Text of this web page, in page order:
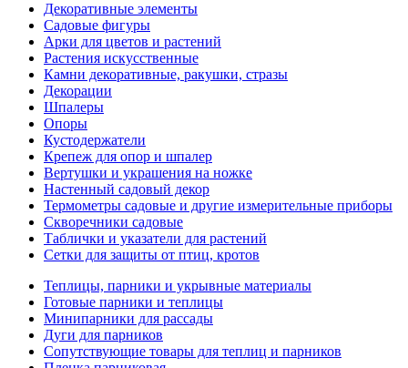
Декоративные элементы
Садовые фигуры
Арки для цветов и растений
Растения искусственные
Камни декоративные, ракушки, стразы
Декорации
Шпалеры
Опоры
Кустодержатели
Крепеж для опор и шпалер
Вертушки и украшения на ножке
Настенный садовый декор
Термометры садовые и другие измерительные приборы
Скворечники садовые
Таблички и указатели для растений
Сетки для защиты от птиц, кротов
Теплицы, парники и укрывные материалы
Готовые парники и теплицы
Минипарники для рассады
Дуги для парников
Сопутствующие товары для теплиц и парников